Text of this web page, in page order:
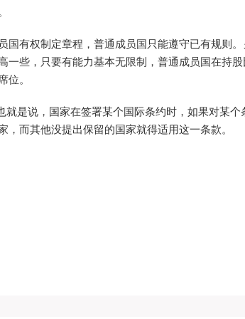
有权制定章程，普通成员国只能遵守已有规则。
些，只要有能力基本无限制，普通成员国在持股
位。
是说，国家在签署某个国际条约时，如果对某个
而其他没提出保留的国家就得适用这一条款。